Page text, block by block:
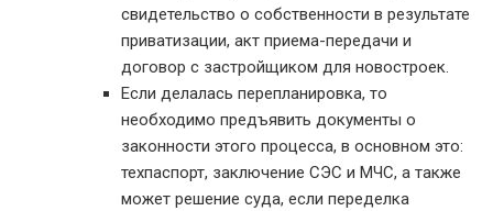
свидетельство о собственности в результате
приватизации, акт приема-передачи и
договор с застройщиком для новостроек.
Если делалась перепланировка, то
необходимо предъявить документы о
законности этого процесса, в основном это:
техпаспорт, заключение СЭС и МЧС, а также
может решение суда, если переделка